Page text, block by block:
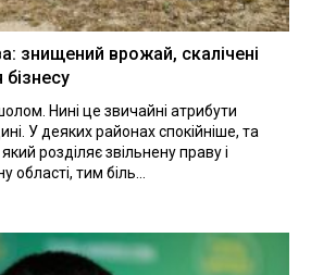
знищений врожай, скалічені
Нині це звичайні атрибути
У деяких районах спокійніше, та
розділяє звільнену праву і
області, тим біль...